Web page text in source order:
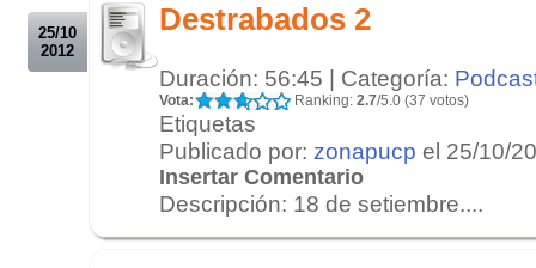
25/10
2012
Destrabados 2
Duración: 56:45 | Categoría:
Vota: Ranking: 2.7/5.0 (37 votos)
Etiquetas
Publicado por: zonapucp el 25/10/
Insertar Comentario
Descripción: 18 de setiembre....